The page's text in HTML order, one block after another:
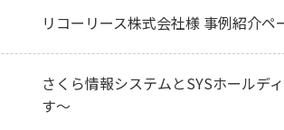
リコーリース株式会社様 事例紹介ペ
さくら情報システムとSYSホールデ
す～